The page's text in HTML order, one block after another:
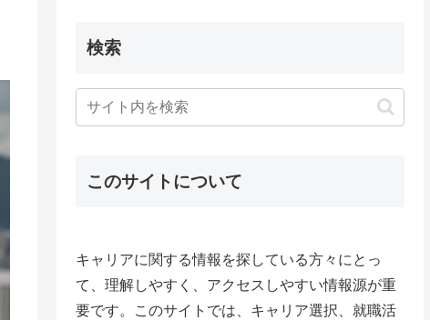
検索
このサイトについて
キャリアに関する情報を探している方々にとっ
て、理解しやすく、アクセスしやすい情報源が重
要です。このサイトでは、キャリア選択、就職活